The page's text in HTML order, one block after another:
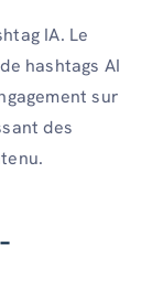
IA. Le
hashtags AI
sur
des